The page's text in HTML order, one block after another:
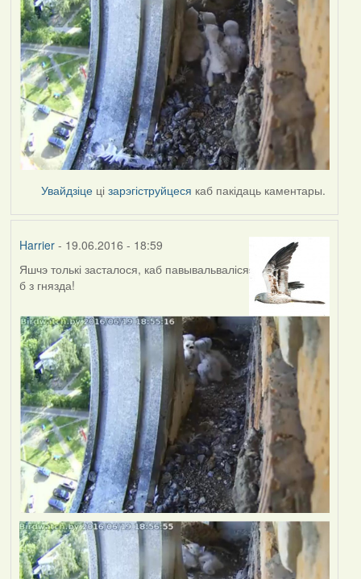
Увайдзіце цізарэгіструйцеся каб пакідаць каментары.
Harrier- 19.06.2016 - 18:59
Яшчэ толькі засталося, каб павывальваліся
б з гнязда!